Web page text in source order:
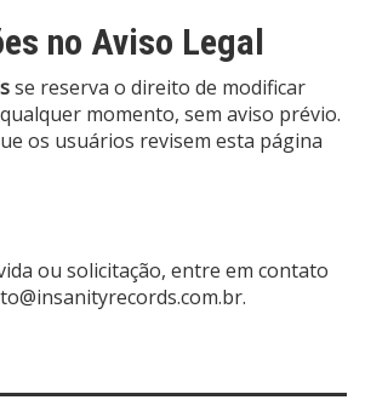
no Aviso Legal
se reserva o direito de modificar
momento, sem aviso prévio.
os usuários revisem esta página
ou solicitação, entre em contato
.